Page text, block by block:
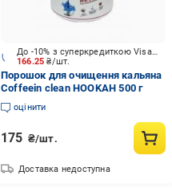
166.25₴/шт.
До -10% з суперкредиткою Visa Вигода
Порошок для очищення кальяна
Coffeein clean HOOKAH 500 г
оцінити
175 ₴/шт.
Доставка недоступна